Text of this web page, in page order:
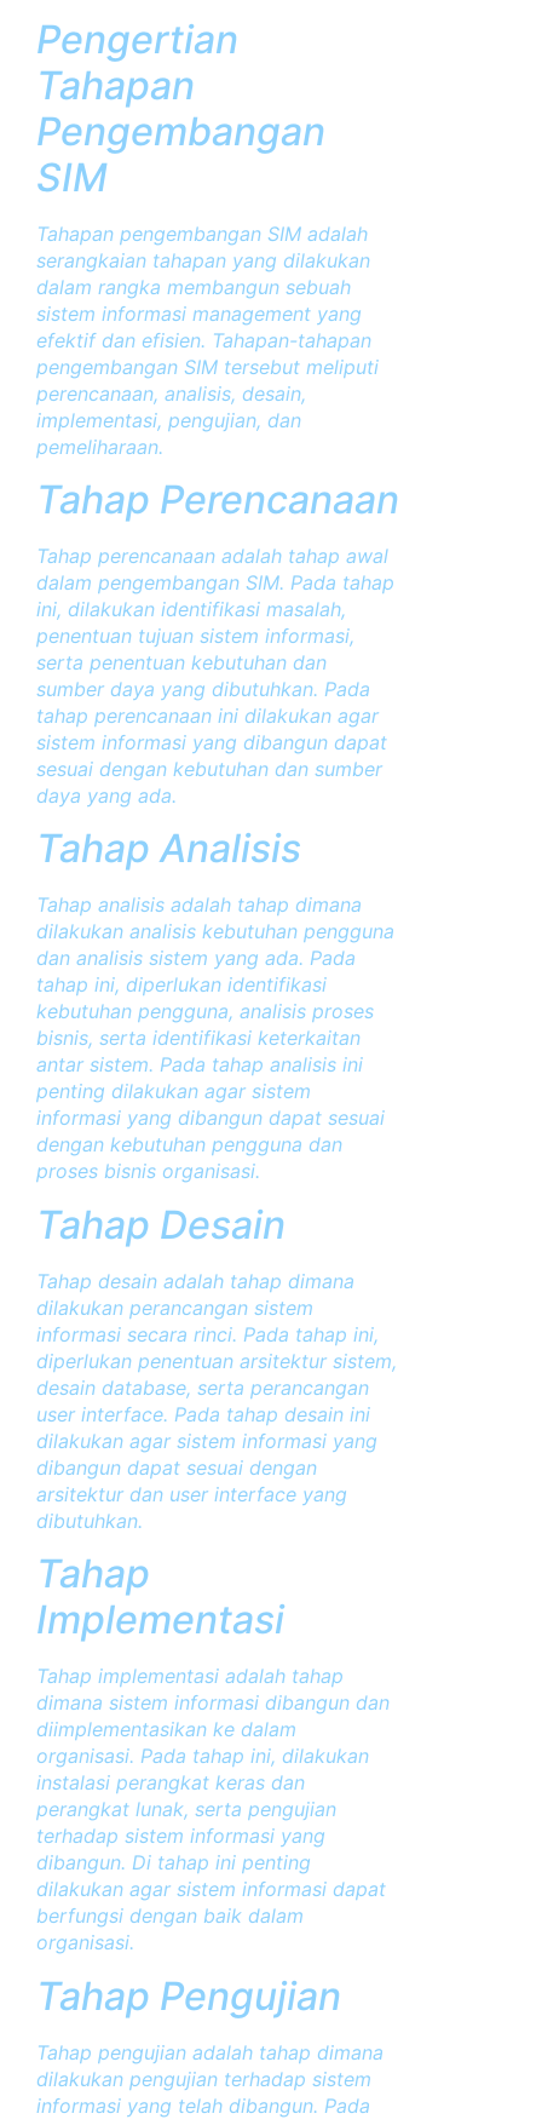
Pengertian
Tahapan
Pengembangan
SIM
Tahapan pengembangan SIM adalah
serangkaian tahapan yang dilakukan
dalam rangka membangun sebuah
sistem informasi management yang
efektif dan efisien. Tahapan-tahapan
pengembangan SIM tersebut meliputi
perencanaan, analisis, desain,
implementasi, pengujian, dan
pemeliharaan.
Tahap Perencanaan
Tahap perencanaan adalah tahap awal
dalam pengembangan SIM. Pada tahap
ini, dilakukan identifikasi masalah,
penentuan tujuan sistem informasi,
serta penentuan kebutuhan dan
sumber daya yang dibutuhkan. Pada
tahap perencanaan ini dilakukan agar
sistem informasi yang dibangun dapat
sesuai dengan kebutuhan dan sumber
daya yang ada.
Tahap Analisis
Tahap analisis adalah tahap dimana
dilakukan analisis kebutuhan pengguna
dan analisis sistem yang ada. Pada
tahap ini, diperlukan identifikasi
kebutuhan pengguna, analisis proses
bisnis, serta identifikasi keterkaitan
antar sistem. Pada tahap analisis ini
penting dilakukan agar sistem
informasi yang dibangun dapat sesuai
dengan kebutuhan pengguna dan
proses bisnis organisasi.
Tahap Desain
Tahap desain adalah tahap dimana
dilakukan perancangan sistem
informasi secara rinci. Pada tahap ini,
diperlukan penentuan arsitektur sistem,
desain database, serta perancangan
user interface. Pada tahap desain ini
dilakukan agar sistem informasi yang
dibangun dapat sesuai dengan
arsitektur dan user interface yang
dibutuhkan.
Tahap
Implementasi
Tahap implementasi adalah tahap
dimana sistem informasi dibangun dan
diimplementasikan ke dalam
organisasi. Pada tahap ini, dilakukan
instalasi perangkat keras dan
perangkat lunak, serta pengujian
terhadap sistem informasi yang
dibangun. Di tahap ini penting
dilakukan agar sistem informasi dapat
berfungsi dengan baik dalam
organisasi.
Tahap Pengujian
Tahap pengujian adalah tahap dimana
dilakukan pengujian terhadap sistem
informasi yang telah dibangun. Pada